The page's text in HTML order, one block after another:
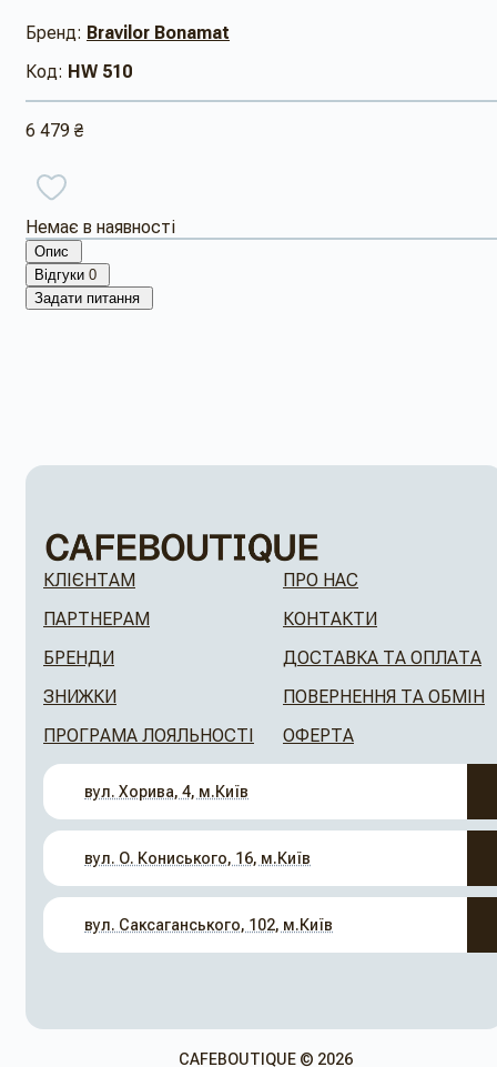
Бренд: Bravilor Bonamat
Код: HW 510
6 479 ₴
Немає в наявності
Опис
Відгуки 0
Задати питання
КЛІЄНТАМ
ПАРТНЕРАМ
БРЕНДИ
ЗНИЖКИ
ПРОГРАМА ЛОЯЛЬНОСТІ
ПРО НАС
КОНТАКТИ
ДОСТАВКА ТА ОПЛАТА
ПОВЕРНЕННЯ ТА ОБМІН
ОФЕРТА
вул. Хорива, 4, м.Київ
вул. О. Кониського, 16, м.Київ
вул. Саксаганського, 102, м.Київ
CAFEBOUTIQUE © 2026